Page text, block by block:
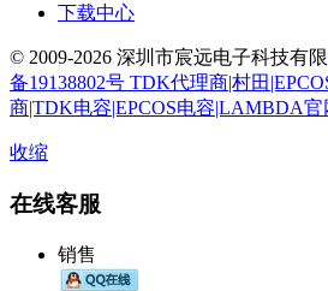
下载中心
© 2009-2026 深圳市宸远电子科技
备19138802号 TDK代理商|村田
商|TDK电容|EPCOS电容|LAMBDA官
收缩
在线客服
销售